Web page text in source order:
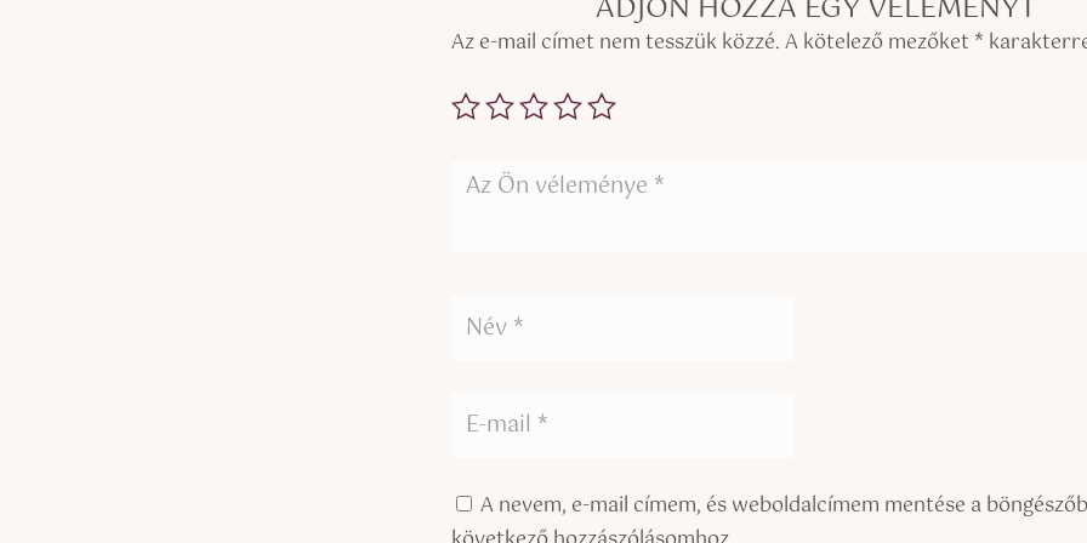
Az e-mail címet nem tesszük közzé.A kötelező mezőket *
A nevem, e-mail címem, és weboldalcímem mentése a